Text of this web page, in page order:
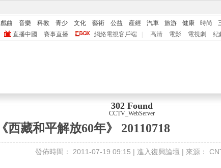
戲曲 音樂 科教 青少 文化 藝術 公益 産經 汽車 旅游 健康 時尚
直播中國 賽事直播 網絡電視客戶端 高清 電影 電視劇 紀
302 Found
CCTV_WebServer
《西藏和平解放60年》 20110718
發佈時間： 2011-07-19 09:15 | 進入復興論壇 | 來源：